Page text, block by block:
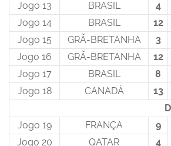
Jogo 13
BRASIL 4
Jogo 14
BRASIL 12
Jogo 15
GRÃ-BRETANHA 3
Jogo 16
GRÃ-BRETANHA 12
Jogo 17
BRASIL 8
Jogo 18
CANADÁ 13
Jogo 19
FRANÇA 9
Jogo 20
QATAR 4